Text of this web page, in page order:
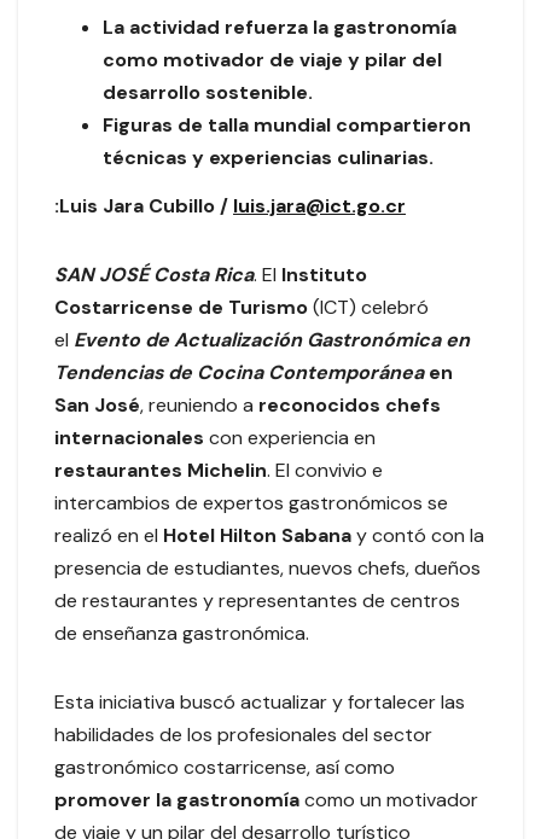
La actividad refuerza la gastronomía
como motivador de viaje y pilar del
desarrollo sostenible.
Figuras de talla mundial compartieron
técnicas y experiencias culinarias.
:Luis Jara Cubillo / luis.jara@ict.go.cr
SAN JOSÉ Costa Rica. El Instituto
Costarricense de Turismo(ICT) celebró
el Evento de Actualización Gastronómica en
Tendencias de Cocina Contemporánea en
San José, reuniendo a reconocidos chefs
internacionales con experiencia en
restaurantes Michelin. El convivio e
intercambios de expertos gastronómicos se
realizó en el Hotel Hilton Sabanay contó con la
presencia de estudiantes, nuevos chefs, dueños
de restaurantes y representantes de centros
de enseñanza gastronómica.
Esta iniciativa buscó actualizar y fortalecer las
habilidades de los profesionales del sector
gastronómico costarricense, así como
promover la gastronomíacomo un motivador
de viaje y un pilar del desarrollo turístico